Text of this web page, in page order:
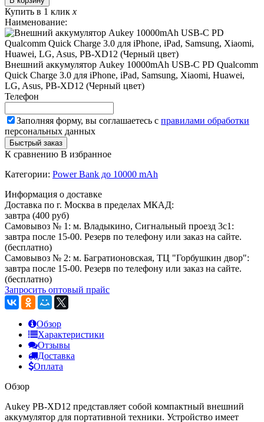
Купить в 1 клик x
Наименование:
Внешний аккумулятор Aukey 10000mAh USB-C PD Qualcomm
Quick Charge 3.0 для iPhone, iPad, Samsung, Xiaomi, Huawei,
LG, Asus, PB-XD12 (Черный цвет)
Телефон
Заполняя форму, вы соглашаетесь с правилами обработки
персональных данных
К сравнению В избранное
Категории: Power Bank до 10000 mAh
Информация о доставке
Доставка по г. Москва в пределах МКАД:
завтра (400 руб)
Самовывоз № 1: м. Владыкино, Сигнальный проезд 3с1:
завтра после 15-00. Резерв по телефону или заказ на сайте.
(бесплатно)
Самовывоз № 2: м. Багратионовская, ТЦ "Горбушкин двор":
завтра после 15-00. Резерв по телефону или заказ на сайте.
(бесплатно)
Запросить оптовый прайс
Обзор
Характеристики
Отзывы
Доставка
Оплата
Обзор
Aukey PB-XD12 представляет собой компактный внешний
аккумулятор для портативной техники. Устройство имеет